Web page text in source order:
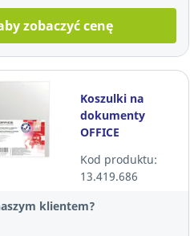
zobaczyć cenę
Koszulki na
dokumenty
OFFICE
A4, groszkowe,
50mikr., 100szt
Kod produktu:
13.419.686
klientem?